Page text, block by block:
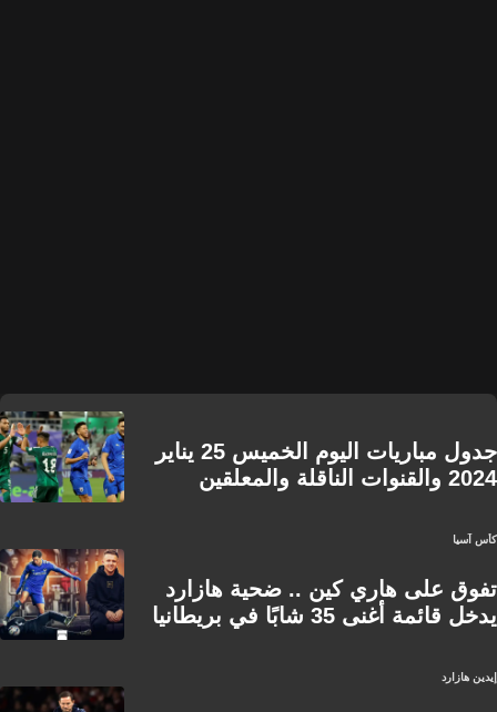
جدول مباريات اليوم الخميس 25 يناير
2024 والقنوات الناقلة والمعلقين
كأس آسيا
تفوق على هاري كين .. ضحية هازارد
يدخل قائمة أغنى 35 شابًا في بريطانيا
إيدين هازارد